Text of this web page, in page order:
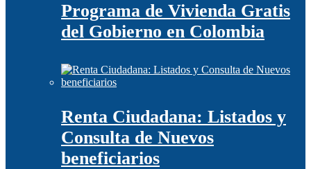
Programa de Vivienda Gratis
del Gobierno en Colombia
Renta Ciudadana: Listados y
Consulta de Nuevos
beneficiarios